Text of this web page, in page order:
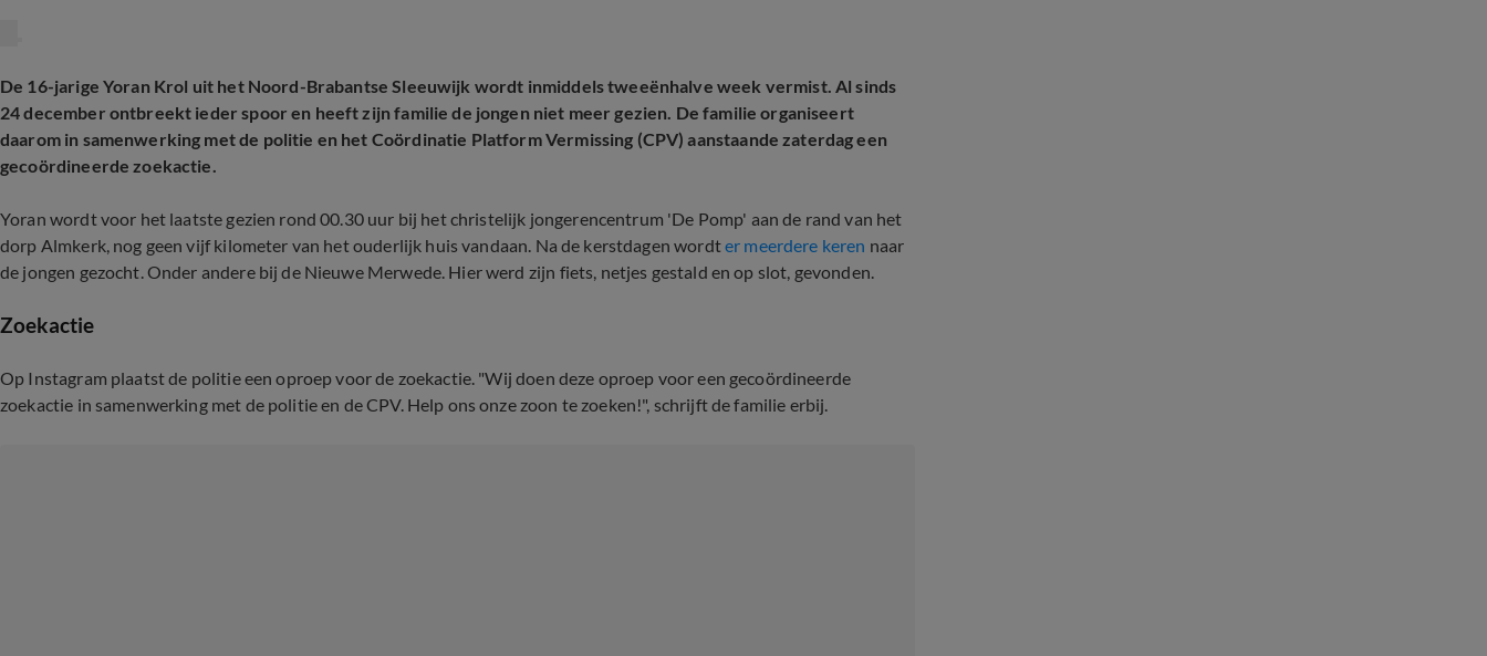
De 16-jarige Yoran Krol uit het Noord-Brabantse Sleeuwijk wordt inmiddels tweeënhalve week vermist. Al sinds
24 december ontbreekt ieder spoor en heeft zijn familie de jongen niet meer gezien. De familie organiseert
daarom in samenwerking met de politie en het Coördinatie Platform Vermissing (CPV) aanstaande zaterdag een
gecoördineerde zoekactie.
Yoran wordt voor het laatste gezien rond 00.30 uur bij het christelijk jongerencentrum 'De Pomp' aan de rand van het
dorp Almkerk, nog geen vijf kilometer van het ouderlijk huis vandaan. Na de kerstdagen wordter meerdere keren naar
de jongen gezocht. Onder andere bij de Nieuwe Merwede. Hier werd zijn fiets, netjes gestald en op slot, gevonden.
Zoekactie
Op Instagram plaatst de politie een oproep voor de zoekactie. "Wij doen deze oproep voor een gecoördineerde
zoekactie in samenwerking met de politie en de CPV. Help ons onze zoon te zoeken!", schrijft de familie erbij.